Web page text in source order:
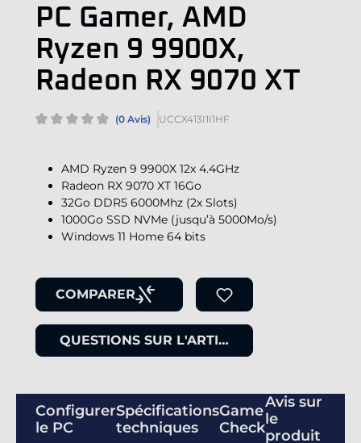
PC Gamer, AMD
Ryzen 9 9900X,
Radeon RX 9070 XT
(0 Avis) UCCX413I1I1HF
AMD Ryzen 9 9900X 12x 4.4GHz
Radeon RX 9070 XT 16Go
32Go DDR5 6000Mhz (2x Slots)
1000Go SSD NVMe (jusqu’à 5000Mo/s)
Windows 11 Home 64 bits
COMPARER
QUESTIONS SUR L'ARTICLE
Configurer
le PC
Spécifications
techniques
Game
Check
Avis sur
le
produit